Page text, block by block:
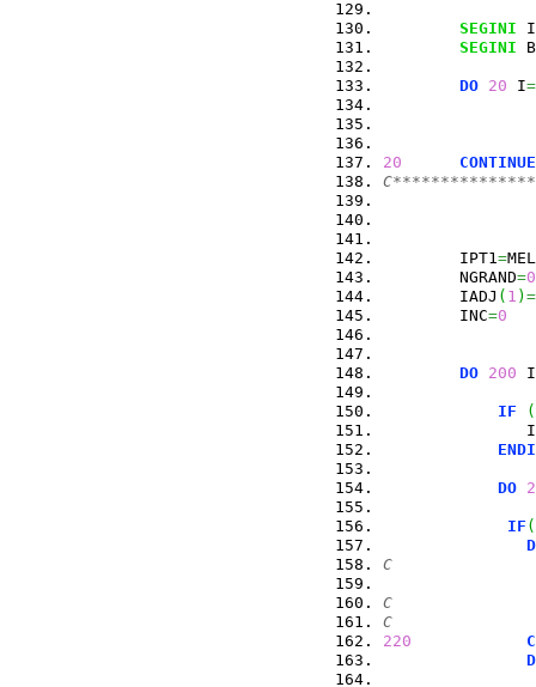
SEGINI
SEGINI
DO 20 I=
20
CONTINUE
        IPT1
=
        NGRAND
=0
        IADJ
( 1 ) =
        INC
=0
DO 200
IF
(
DO
IF (
C
C               les
C
220